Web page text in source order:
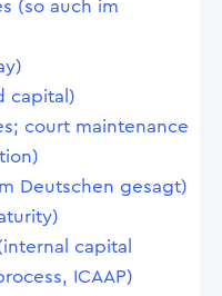
(so auch im
capital)
court maintenance
Deutschen gesagt)
capital
ICAAP)